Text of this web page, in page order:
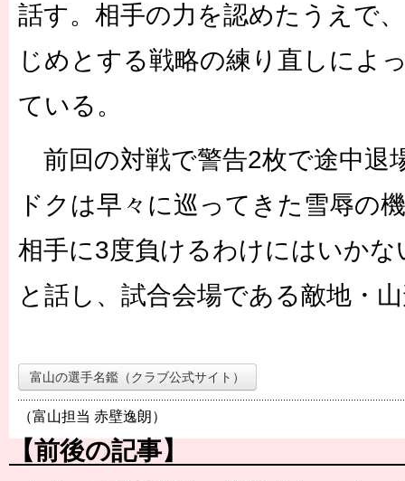
話す。相手の力を認めたうえで
じめとする戦略の練り直しによ
ている。
前回の対戦で警告2枚で途中退
ドクは早々に巡ってきた雪辱の
相手に3度負けるわけにはいか
と話し、試合会場である敵地・
富山の選手名鑑（クラブ公式サイト）
（富山担当 赤壁逸朗）
【前後の記事】